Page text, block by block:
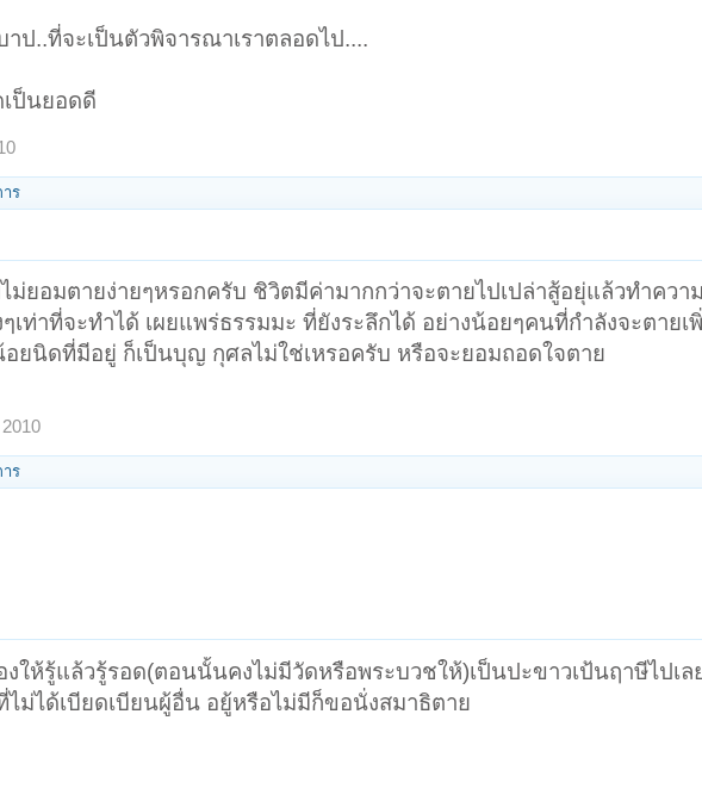
ป..ที่จะเป็นตัวพิจารณาเราตลอดไป....
เป็นยอดดี
าร
ยอมตายง่ายๆหรอกครับ ชิวิตมีค่ามากกว่าจะตายไปเปล่าสู้อยุ่แล้วทำควา
เท่าที่จะทำได้ เผยแพร่ธรรมมะ ที่ยังระลึกได้ อย่างน้อยๆคนที่กำลังจะตายเ
ยนิดที่มีอยู่ ก็เป็นบุญ กุศลไม่ใช่เหรอครับ หรือจะยอมถอดใจตาย
าร
งให้รู้แล้วรู้รอด(ตอนนั้นคงไม่มีวัดหรือพระบวชให้)เป็นปะขาวเป้นฤาษีไปเล
ไม่ได้เบียดเบียนผู้อื่น อยู้หรือไม่มีก็ขอนั่งสมาธิตาย